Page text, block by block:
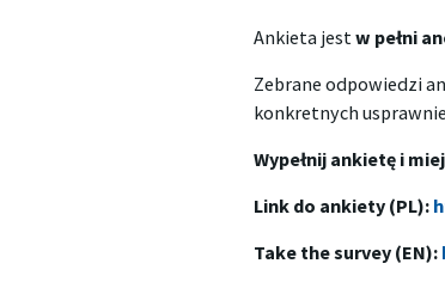
Ankieta jest w pełni
Zebrane odpowiedzi
konkretnych
Wypełnij ankietę i
Link do ankiety (PL):
Take the survey (EN):